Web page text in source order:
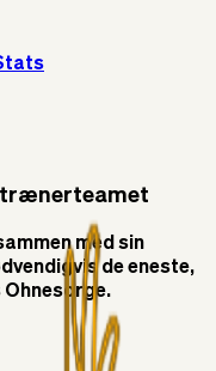
trænerteamet
med sin
de eneste,